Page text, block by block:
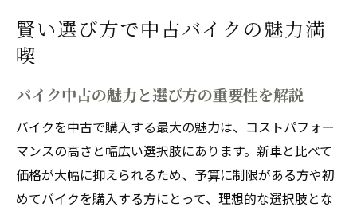
中古で得られるバイク購入の本当の利点
ス
選択肢が広がるバイク中古のメリットとは
バイク中古で自由度高いカスタムが可能に
バイク中古の価格差と現実的な利点を解説
バイク中古は新車よりもったいないのか考
賢い選び方で中古バイクの魅力満
喫
バイク中古の魅力と選び方の重要性を解説
バイクを中古で購入する最大の魅力は、コストパフォー
マンスの高さと幅広い選択肢にあります。新車と比べて
価格が大幅に抑えられるため、予算に制限がある方や初
めてバイクを購入する方にとって、理想的な選択肢とな